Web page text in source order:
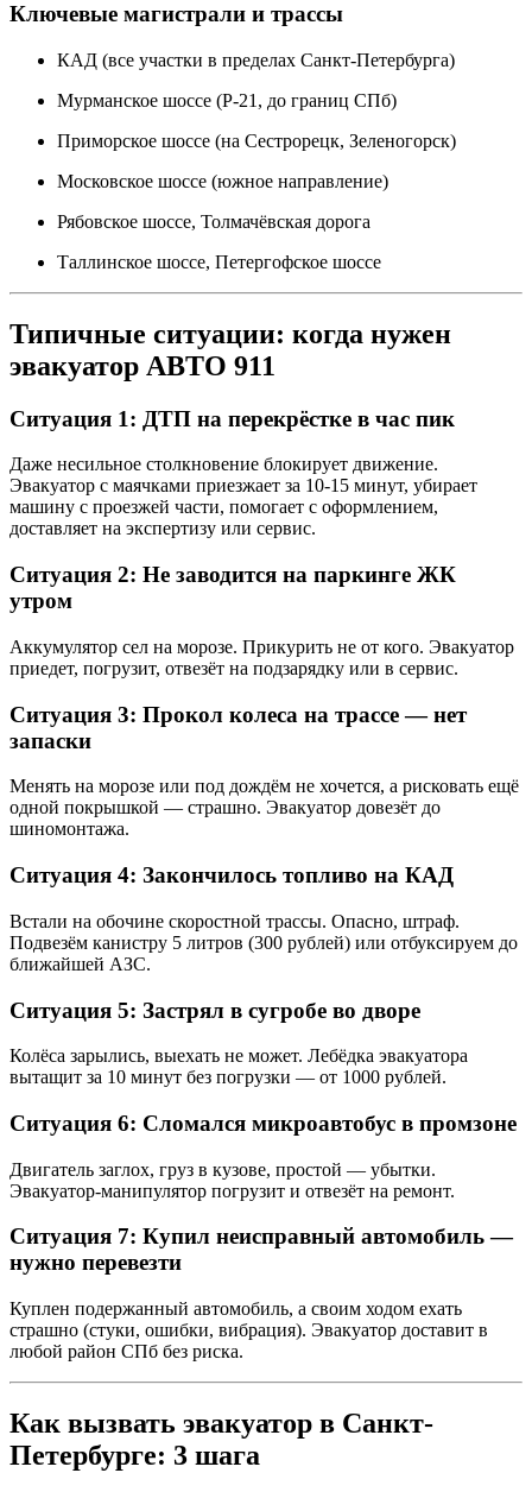
Ключевые магистрали и трассы
КАД (все участки в пределах Санкт-Петербурга)
Мурманское шоссе (Р-21, до границ СПб)
Приморское шоссе (на Сестрорецк, Зеленогорск)
Московское шоссе (южное направление)
Рябовское шоссе, Толмачёвская дорога
Таллинское шоссе, Петергофское шоссе
Типичные ситуации: когда нужен
эвакуатор АВТО 911
Ситуация 1: ДТП на перекрёстке в час пик
Даже несильное столкновение блокирует движение.
Эвакуатор с маячками приезжает за 10-15 минут, убирает
машину с проезжей части, помогает с оформлением,
доставляет на экспертизу или сервис.
Ситуация 2: Не заводится на паркинге ЖК
утром
Аккумулятор сел на морозе. Прикурить не от кого. Эвакуатор
приедет, погрузит, отвезёт на подзарядку или в сервис.
Ситуация 3: Прокол колеса на трассе — нет
запаски
Менять на морозе или под дождём не хочется, а рисковать ещё
одной покрышкой — страшно. Эвакуатор довезёт до
шиномонтажа.
Ситуация 4: Закончилось топливо на КАД
Встали на обочине скоростной трассы. Опасно, штраф.
Подвезём канистру 5 литров (300 рублей) или отбуксируем до
ближайшей АЗС.
Ситуация 5: Застрял в сугробе во дворе
Колёса зарылись, выехать не может. Лебёдка эвакуатора
вытащит за 10 минут без погрузки — от 1000 рублей.
Ситуация 6: Сломался микроавтобус в промзоне
Двигатель заглох, груз в кузове, простой — убытки.
Эвакуатор-манипулятор погрузит и отвезёт на ремонт.
Ситуация 7: Купил неисправный автомобиль —
нужно перевезти
Куплен подержанный автомобиль, а своим ходом ехать
страшно (стуки, ошибки, вибрация). Эвакуатор доставит в
любой район СПб без риска.
Как вызвать эвакуатор в Санкт-
Петербурге: 3 шага